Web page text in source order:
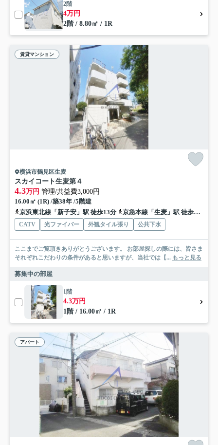
2階
4万円
2階 / 8.80㎡ / 1R
賃貸マンション
横浜市鶴見区生麦
スカイコート生麦第４
4.3万円 管理/共益費3,000円
16.00㎡ (1R) /築38年 /5階建
京浜東北線「新子安」駅 徒歩13分
京急本線「生麦」駅 徒歩8分
CATV 光ファイバー 外観タイル張り 公共下水
ここまでご覧頂きありがとうございます。 お部屋探しの際には、皆さま
それぞれこだわりの条件があると思いますが、当社では【... もっと見る
募集中の部屋
1階
4.3万円
1階 / 16.00㎡ / 1R
アパート